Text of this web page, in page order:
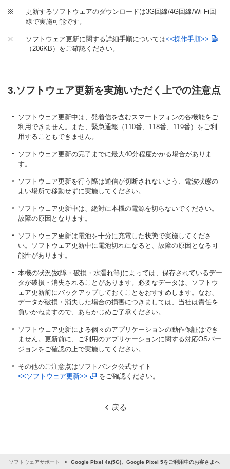
※
更新するソフトウェアのダウンロードは3G回線/4G回線/Wi-Fi回
線で実施可能です。
※ ソフトウェア更新に関する詳細手順については<<操作手順>>
（206KB） をご確認ください。
3.ソフトウェア更新を実施いただく上での注意点
ソフトウェア更新中は、発着信を含むスマートフォンの各機能をご
利用できません。また、緊急通報（110番、118番、119番）をご利
用することもできません。
ソフトウェア更新の完了までに最大40分程度かかる場合がありま
す。
ソフトウェア更新を行う際は通信が切断されないよう、電波状態の
よい場所で移動せずに実施してください。
ソフトウェア更新中は、絶対に本機の電源を切らないでください。
故障の原因となります。
ソフトウェア更新は電池を十分に充電した状態で実施してくださ
い。ソフトウェア更新中に電池切れになると、故障の原因となる可
能性があります。
本機の状況(故障・破損・水濡れ等)によっては、保存されているデー
タが破損・消失されることがあります。必要なデータは、ソフトウ
ェア更新前にバックアップしておくことをおすすめします。なお、
データが破損・消失した場合の損害につきましては、当社は責任を
負いかねますので、あらかじめご了承ください。
ソフトウェア更新による個々のアプリケーションの動作保証はでき
ません。更新前に、ご利用のアプリケーションに関する対応OSバー
ジョンをご確認の上で実施してください。
その他のご注意点はソフトバンク公式サイト
<<ソフトウェア更新>>
をご確認ください。
戻る
ソフトウェアサポート Google Pixel 4a(5G)、Google Pixel 5をご利用中のお客さまへ